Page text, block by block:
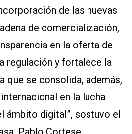
de las nuevas
de comercialización,
en la oferta de
regulación y fortalece la
que se consolida, además,
en la lucha
ámbito digital”, sostuvo el
Pablo Cortese.